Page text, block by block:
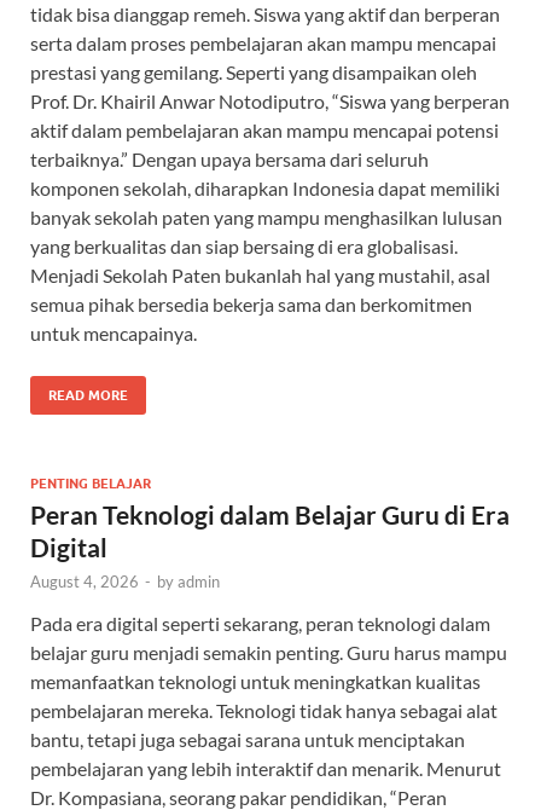
tidak bisa dianggap remeh. Siswa yang aktif dan berperan
serta dalam proses pembelajaran akan mampu mencapai
prestasi yang gemilang. Seperti yang disampaikan oleh
Prof. Dr. Khairil Anwar Notodiputro, “Siswa yang berperan
aktif dalam pembelajaran akan mampu mencapai potensi
terbaiknya.” Dengan upaya bersama dari seluruh
komponen sekolah, diharapkan Indonesia dapat memiliki
banyak sekolah paten yang mampu menghasilkan lulusan
yang berkualitas dan siap bersaing di era globalisasi.
Menjadi Sekolah Paten bukanlah hal yang mustahil, asal
semua pihak bersedia bekerja sama dan berkomitmen
untuk mencapainya.
READ MORE
PENTING BELAJAR
Peran Teknologi dalam Belajar Guru di Era
Digital
August 4, 2026 - byadmin
Pada era digital seperti sekarang, peran teknologi dalam
belajar guru menjadi semakin penting. Guru harus mampu
memanfaatkan teknologi untuk meningkatkan kualitas
pembelajaran mereka. Teknologi tidak hanya sebagai alat
bantu, tetapi juga sebagai sarana untuk menciptakan
pembelajaran yang lebih interaktif dan menarik. Menurut
Dr. Kompasiana, seorang pakar pendidikan, “Peran